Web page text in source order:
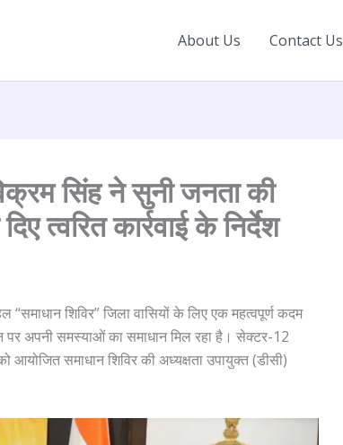
About Us Contact Us
सिंह ने सुनी जनता की
त्वरित कार्रवाई के निर्देश
शिविर” जिला वासियों के लिए एक महत्वपूर्ण कदम
पर अपनी समस्याओं का समाधान मिल रहा है। सेक्टर-12
समाधान शिविर की अध्यक्षता उपायुक्त (डीसी)